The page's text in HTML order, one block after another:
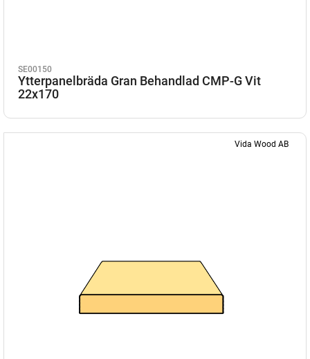
SE00150
Ytterpanelbräda Gran Behandlad CMP-G Vit
22x170
Vida Wood AB